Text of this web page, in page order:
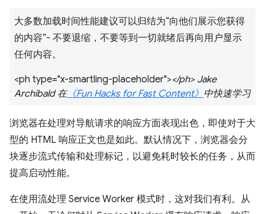
大多数加载时间性能建议可以归结为“向他们展示您获得
的内容”- 不要退缩，不要等到一切就绪后再向用户显示
任何内容。
<ph type="x-smartling-placeholder"></ph> Jake
Archibald 在《Fun Hacks for Fast Content》 中快速学习
浏览器在处理对导航请求的响应方面表现出色，即使对于大
型的 HTML 响应正文也是如此。默认情况下，浏览器会分
块逐步流式传输和处理标记，以避免耗时较长的任务，从而
提高启动性能。
在使用流处理 Service Worker 模式时，这对我们有利。从